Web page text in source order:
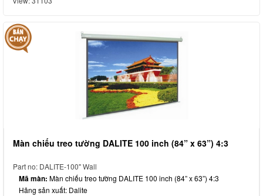
Màn chiếu treo tường DALITE 100 inch (84” x 63”) 4:3
Part no: DALITE-100" Wall
Mã màn: Màn chiếu treo tường DALITE 100 inch (84” x 63”) 4:3
Hãng sản xuất: Dalite